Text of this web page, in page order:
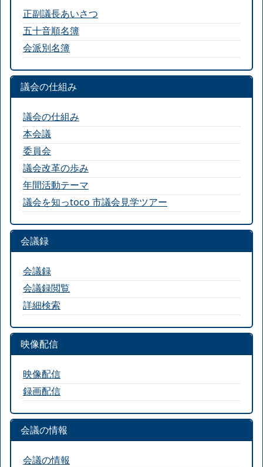
正副議長あいさつ
五十音順名簿
会派別名簿
議会の仕組み
議会の仕組み
本会議
委員会
議会改革の歩み
年間活動テーマ
議会を知っtoco 市議会見学ツアー
会議録
会議録
会議録閲覧
詳細検索
映像配信
映像配信
録画配信
会議の情報
会議の情報